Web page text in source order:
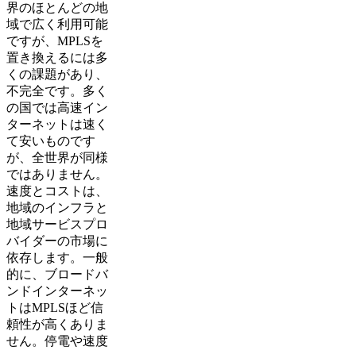
界のほとんどの地
域で広く利用可能
ですが、MPLSを
置き換えるには多
くの課題があり、
不完全です。多く
の国では高速イン
ターネットは速く
て安いものです
が、全世界が同様
ではありません。
速度とコストは、
地域のインフラと
地域サービスプロ
バイダーの市場に
依存します。一般
的に、ブロードバ
ンドインターネッ
トはMPLSほど信
頼性が高くありま
せん。停電や速度